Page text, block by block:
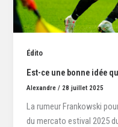
Édito
Est-ce une bonne idée
Alexandre/ 28 juillet 2025
La rumeur Frankowski
du mercato estival 2025